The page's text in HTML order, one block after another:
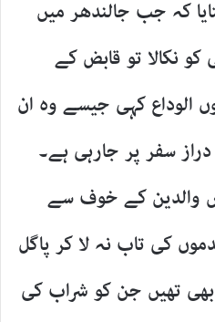
کہ جب جالندھر میں
نکالا تو قابض کے
الوداع کہی جیسے وہ ان
سفر پر جارہی ہے۔
والدین کے خوف سے
کی تاب نہ لا کر پاگل
تھیں جن کو شراب کی